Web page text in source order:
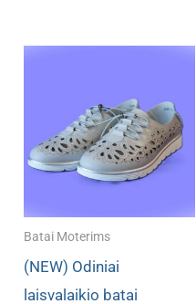
€ 60.80.€ 34.40.
Batai Moterims
(NEW) Odiniai
laisvalaikio batai